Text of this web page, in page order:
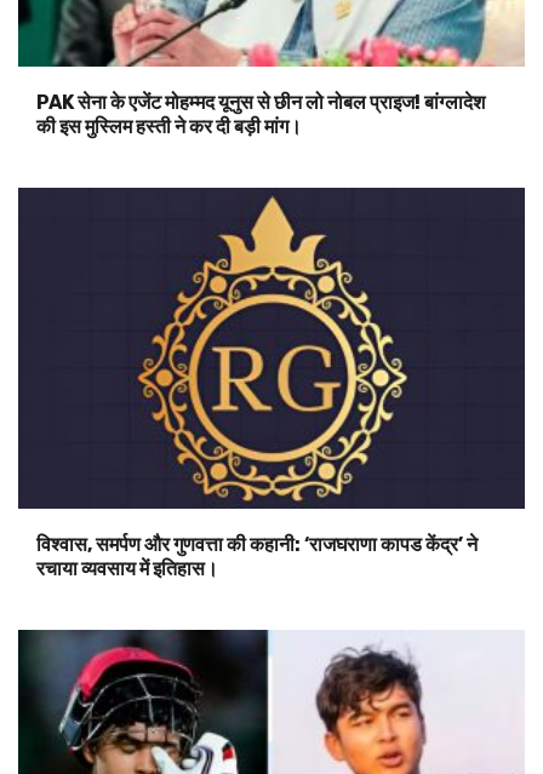
PAK सेना के एजेंट मोहम्मद यूनुस से छीन लो नोबल प्राइज! बांग्लादेश
की इस मुस्लिम हस्ती ने कर दी बड़ी मांग।
विश्वास, समर्पण और गुणवत्ता की कहानी: ‘राजघराणा कापड केंद्र’ ने
रचाया व्यवसाय में इतिहास।